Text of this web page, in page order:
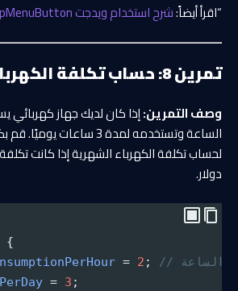
“اقرأ أيضاً:شرح استخدام ويدجت PopupMenuButton في فلاتر
تمرين 8: حساب تكلفة الكهرباء الشهرية
وصف التمرين:
الساعة وتستخدمه لمدة 3
دولار.
{
= 2 ;
الساعة
= 3 ;